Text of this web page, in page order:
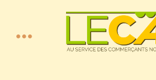
Toggle